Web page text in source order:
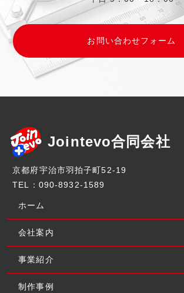
お問い合わせフォーム
Jointevo合同会社
京都府宇治市羽拍子町52-19
TEL：090-8932-1589
ホーム
会社案内
事業紹介
制作事例